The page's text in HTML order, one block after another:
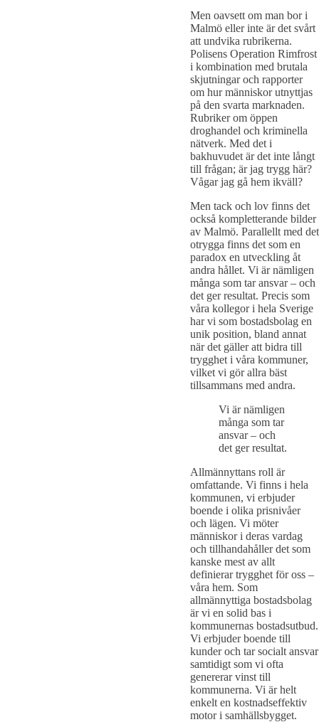
Men oavsett om man bor i
Malmö eller inte är det svårt
att undvika rubrikerna.
Polisens Operation Rimfrost
i kombination med brutala
skjutningar och rapporter
om hur människor utnyttjas
på den svarta marknaden.
Rubriker om öppen
droghandel och kriminella
nätverk. Med det i
bakhuvudet är det inte långt
till frågan; är jag trygg här?
Vågar jag gå hem ikväll?
Men tack och lov finns det
också kompletterande bilder
av Malmö. Parallellt med det
otrygga finns det som en
paradox en utveckling åt
andra hållet. Vi är nämligen
många som tar ansvar – och
det ger resultat. Precis som
våra kollegor i hela Sverige
har vi som bostadsbolag en
unik position, bland annat
när det gäller att bidra till
trygghet i våra kommuner,
vilket vi gör allra bäst
tillsammans med andra.
Vi är nämligen
många som tar
ansvar – och
det ger resultat.
Allmännyttans roll är
omfattande. Vi finns i hela
kommunen, vi erbjuder
boende i olika prisnivåer
och lägen. Vi möter
människor i deras vardag
och tillhandahåller det som
kanske mest av allt
definierar trygghet för oss –
våra hem. Som
allmännyttiga bostadsbolag
är vi en solid bas i
kommunernas bostadsutbud.
Vi erbjuder boende till
kunder och tar socialt ansvar
samtidigt som vi ofta
genererar vinst till
kommunerna. Vi är helt
enkelt en kostnadseffektiv
motor i samhällsbygget.